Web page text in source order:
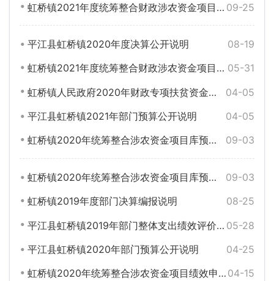
09-25
虹桥镇2021年度统筹整合财政涉农资金项目库绩效监控表
08-19
平江县虹桥镇2020年度决算公开说明
05-31
虹桥镇2021年度统筹整合财政涉农资金项目库绩效申报表
04-05
虹桥镇人民政府2020年财政专项扶贫资金绩效目标自评表
04-05
平江县虹桥镇2021年部门预算公开说明
09-03
虹桥镇2020年统筹整合涉农资金项目库预算绩效监控
09-03
虹桥镇2020年统筹整合涉农资金项目库预算绩效申报（调整）
08-25
虹桥镇2019年度部门决算编报说明
05-28
平江县虹桥镇2019年部门整体支出绩效评价自评报告
04-25
平江县虹桥镇2020年部门预算公开说明
04-15
虹桥镇2020年统筹整合涉农资金项目绩效申报